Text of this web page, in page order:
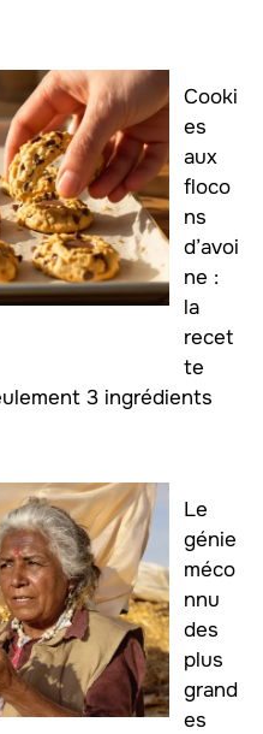
Cooki
es
aux
floco
ns
d’avoi
ne :
la
recet
te
3 ingrédients
Le
génie
méco
nnu
des
plus
grand
es